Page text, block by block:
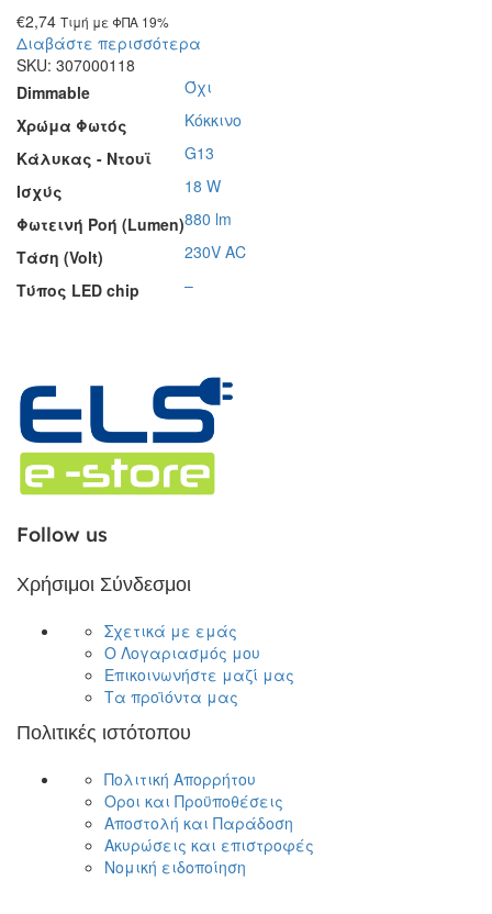
€2,74 Τιμή με ΦΠΑ 19%
Διαβάστε περισσότερα
SKU: 307000118
Dimmable
Όχι
Χρώμα Φωτός
Κόκκινο
Κάλυκας - Ντουϊ
G13
Ισχύς
18 W
Φωτεινή Ροή (Lumen)880 lm
Τάση (Volt)
230V AC
Τύπος LED chip
–
Follow us
Χρήσιμοι Σύνδεσμοι
Σχετικά με εμάς
Ο Λογαριασμός μου
Επικοινωνήστε μαζί μας
Τα προϊόντα μας
Πολιτικές ιστότοπου
Πολιτική Απορρήτου
Οροι και Προϋποθέσεις
Αποστολή και Παράδοση
Ακυρώσεις και επιστροφές
Νομική ειδοποίηση